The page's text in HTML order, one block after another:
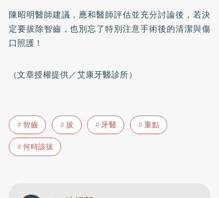
陳昭明醫師建議，應和醫師評估並充分討論後，若決
定要拔除智齒，也別忘了特別注意手術後的清潔與傷
口照護！
（文章授權提供／艾康牙醫診所）
智齒 拔 牙醫
重點
何時該拔